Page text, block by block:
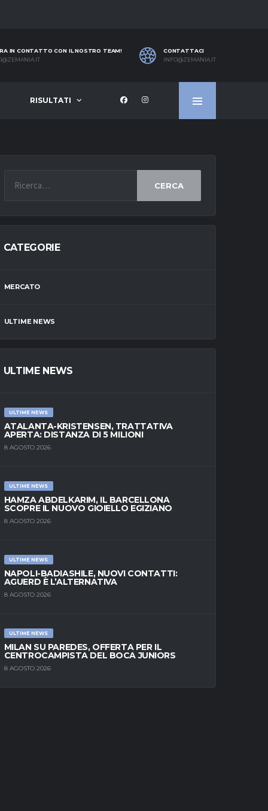
IN CONTATTO CON IL NOSTRO TEAM!
CONTATTACI
INFO@ZEMANIA.IT
RISULTATI
CERCA
CATEGORIE
MERCATO
ULTIME NEWS
ULTIME NEWS
ULTIME NEWS
ATALANTA-KRISTENSEN, TRATTATIVA
APERTA: DISTANZA DI 5 MILIONI
8 AGOSTO 2026
ULTIME NEWS
HAMZA ABDELKARIM, IL BARCELLONA
SCOPRE IL NUOVO GIOIELLO EGIZIANO
8 AGOSTO 2026
ULTIME NEWS
NAPOLI-BADIASHILE, NUOVI CONTATTI:
AGUERD È L’ALTERNATIVA
8 AGOSTO 2026
ULTIME NEWS
MILAN SU PAREDES, OFFERTA PER IL
CENTROCAMPISTA DEL BOCA JUNIORS
8 AGOSTO 2026